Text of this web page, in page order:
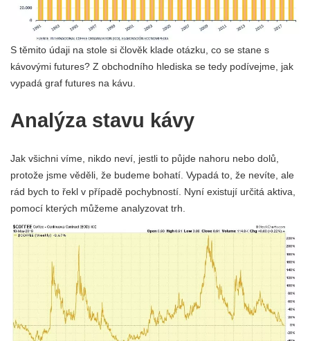
S těmito údaji na stole si člověk klade otázku, co se stane s
kávovými futures? Z obchodního hlediska se tedy podívejme, jak
vypadá graf futures na kávu.
Analýza stavu kávy
Jak všichni víme, nikdo neví, jestli to půjde nahoru nebo dolů,
protože jsme věděli, že budeme bohatí. Vypadá to, že nevíte, ale
rád bych to řekl v případě pochybností. Nyní existují určitá aktiva,
pomocí kterých můžeme analyzovat trh.